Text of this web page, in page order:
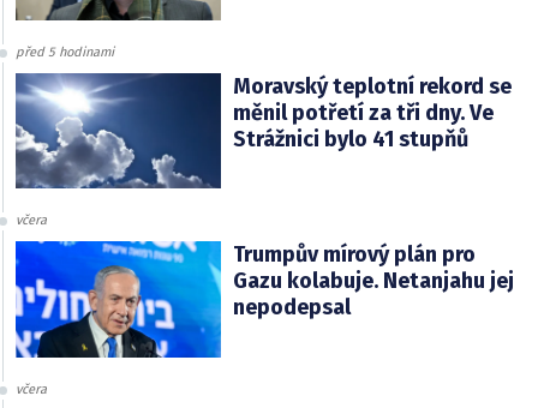
před 5 hodinami
Moravský teplotní rekord se
měnil potřetí za tři dny. Ve
Strážnici bylo 41 stupňů
včera
Trumpův mírový plán pro
Gazu kolabuje. Netanjahu jej
nepodepsal
včera